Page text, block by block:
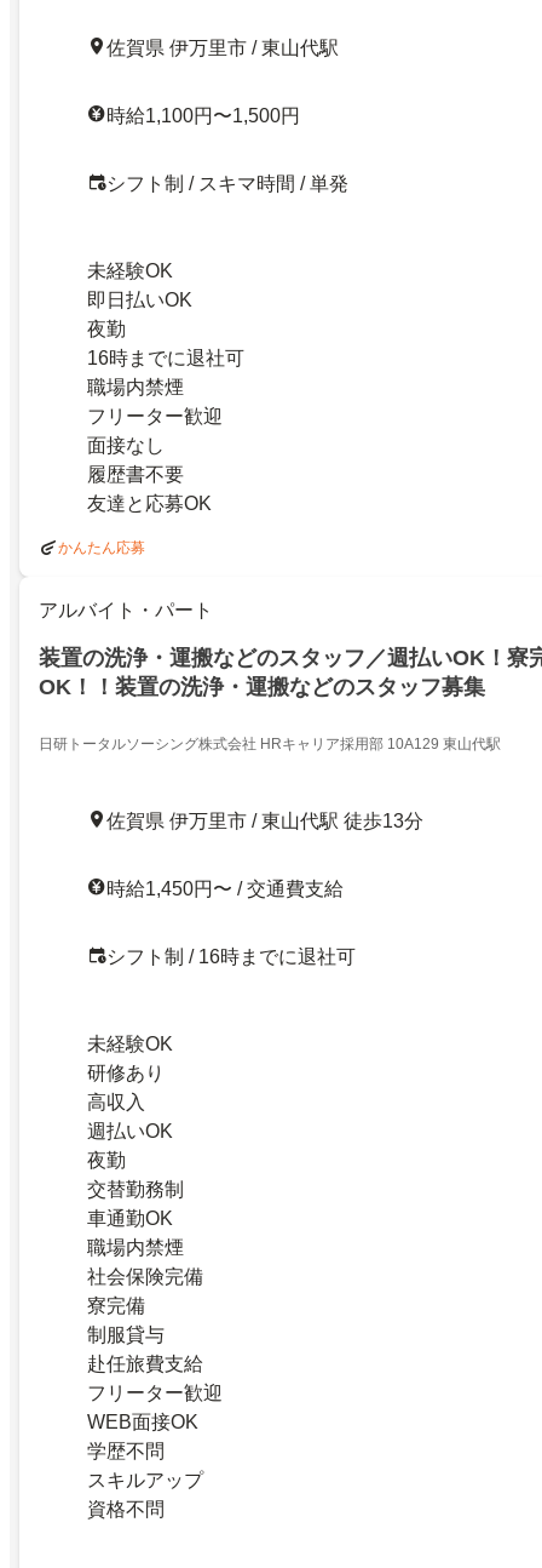
佐賀県 伊万里市 / 東山代駅
時給1,100円〜1,500円
シフト制 / スキマ時間 / 単発
未経験OK
即日払いOK
夜勤
16時までに退社可
職場内禁煙
フリーター歓迎
面接なし
履歴書不要
友達と応募OK
かんたん応募
アルバイト・パート
装置の洗浄・運搬などのスタッフ／週払いOK！寮
OK！！装置の洗浄・運搬などのスタッフ募集
日研トータルソーシング株式会社 HRキャリア採用部 10A129 東山代駅
佐賀県 伊万里市 / 東山代駅 徒歩13分
時給1,450円〜 / 交通費支給
シフト制 / 16時までに退社可
未経験OK
研修あり
高収入
週払いOK
夜勤
交替勤務制
車通勤OK
職場内禁煙
社会保険完備
寮完備
制服貸与
赴任旅費支給
フリーター歓迎
WEB面接OK
学歴不問
スキルアップ
資格不問